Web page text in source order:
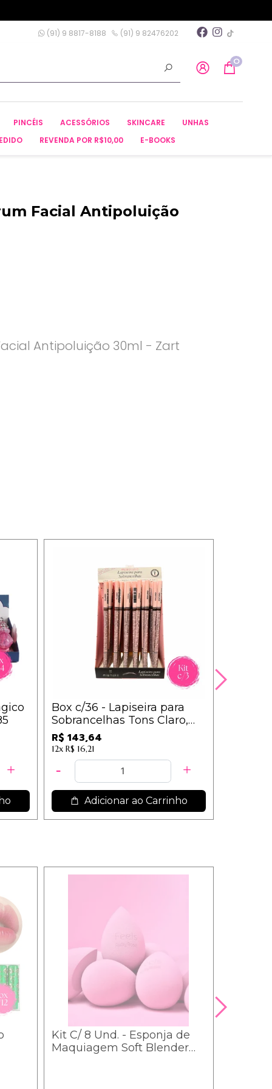
(91) 9 8817-8188 (91) 9 82476202
0
PINCÉIS ACESSÓRIOS SKINCARE
UNHAS
REVENDA POR R$10,00 E-BOOKS
Facial Antipoluição
Antipoluição 30ml - Zart
Box c/36 - Lapiseira para
Sobrancelhas Tons Claro,
Médio e Escuro Mia Make
R$ 143,64
12x R$ 16,21
Adicionar ao Carrinho
Kit C/ 8 Und. - Esponja de
Maquiagem Soft Blender